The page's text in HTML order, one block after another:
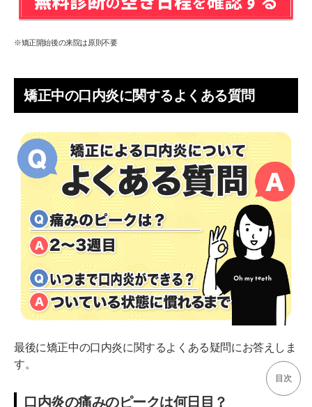
※矯正開始後の来院は原則不要
矯正中の口内炎に関するよくある質問
最後に矯正中の口内炎に関するよくある疑問にお答えしま
す。
口内炎の痛みのピークは何日目？
目次